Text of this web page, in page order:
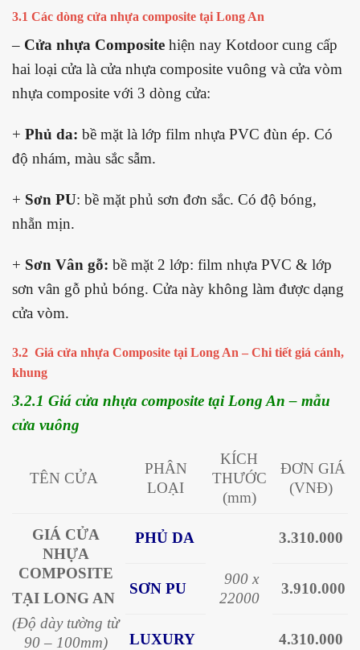
3.1 Các dòng cửa nhựa composite tại Long An
– Cửa nhựa Composite hiện nay Kotdoor cung cấp
hai loại cửa là cửa nhựa composite vuông và cửa vòm
nhựa composite với 3 dòng cửa:
+ Phủ da: bề mặt là lớp film nhựa PVC đùn ép. Có
độ nhám, màu sắc sẫm.
+ Sơn PU: bề mặt phủ sơn đơn sắc. Có độ bóng,
nhẵn mịn.
+ Sơn Vân gỗ: bề mặt 2 lớp: film nhựa PVC & lớp
sơn vân gỗ phủ bóng. Cửa này không làm được dạng
cửa vòm.
3.2 Giá cửa nhựa Composite tại Long An – Chi tiết giá cánh,
khung
3.2.1 Giá cửa nhựa composite tại Long An – mẫu
cửa vuông
TÊN CỬA
PHÂN
LOẠI
KÍCH
THƯỚC
(mm)
ĐƠN GIÁ
(VNĐ)
GIÁ CỬA
NHỰA
COMPOSITE
TẠI LONG AN
(Độ dày tường từ
90 – 100mm)
PHỦ DA
900 x
22000
3.310.000
SƠN PU 3.910.000
LUXURY 4.310.000